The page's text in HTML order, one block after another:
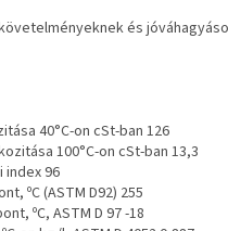
és
40°C-on cSt-ban 126
100°C-on cSt-ban 13,3
index 96
ºC (ASTM D92) 255
ºC, ASTM D 97 -18